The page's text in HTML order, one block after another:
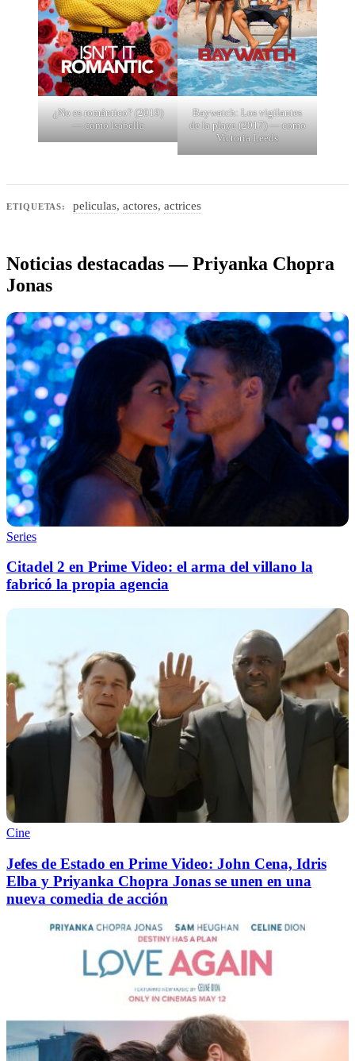
¿No es romántico? (2019)
— como Isabella
Baywatch: Los vigilantes
de la playa (2017) — como
Victoria Leeds
ETIQUETAS: peliculas, actores, actrices
Noticias destacadas — Priyanka Chopra
Jonas
Series
Citadel 2 en Prime Video: el arma del villano la
fabricó la propia agencia
Cine
Jefes de Estado en Prime Video: John Cena, Idris
Elba y Priyanka Chopra Jonas se unen en una
nueva comedia de acción